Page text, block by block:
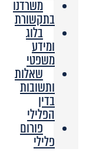
משרדנו
בתקשורת
בלוג
ומידע
משפטי
שאלות
ותשובות
בדין
הפלילי
פורום
פלילי